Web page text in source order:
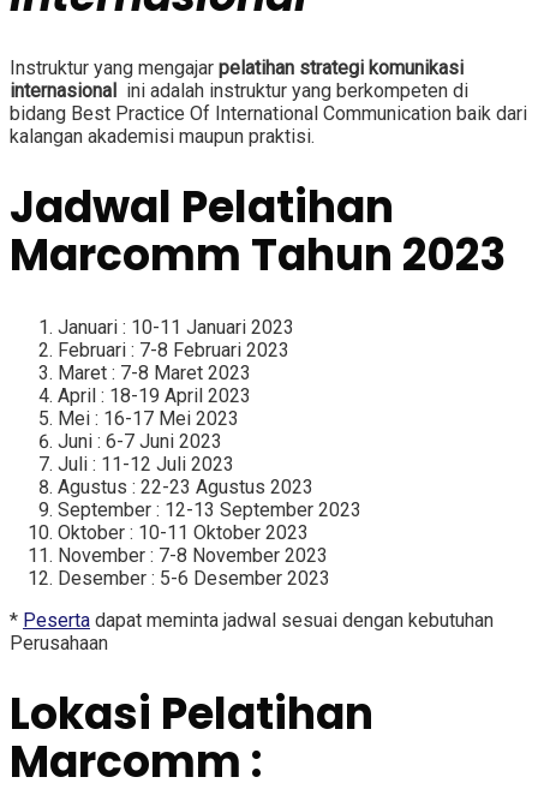
Instruktur yang mengajar pelatihan strategi komunikasi
internasional ini adalah instruktur yang berkompeten di
bidang Best Practice Of International Communication baik dari
kalangan akademisi maupun praktisi.
Jadwal Pelatihan
Marcomm Tahun 2023
Januari : 10-11 Januari 2023
Februari : 7-8 Februari 2023
Maret : 7-8 Maret 2023
April : 18-19 April 2023
Mei : 16-17 Mei 2023
Juni : 6-7 Juni 2023
Juli : 11-12 Juli 2023
Agustus : 22-23 Agustus 2023
September : 12-13 September 2023
Oktober : 10-11 Oktober 2023
November : 7-8 November 2023
Desember : 5-6 Desember 2023
* Peserta dapat meminta jadwal sesuai dengan kebutuhan
Perusahaan
Lokasi Pelatihan
Marcomm :